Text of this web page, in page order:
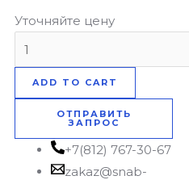
Уточняйте цену
ADD TO CART
ОТПРАВИТЬ
ЗАПРОС
+7(812) 767-30-67
zakaz@snab-